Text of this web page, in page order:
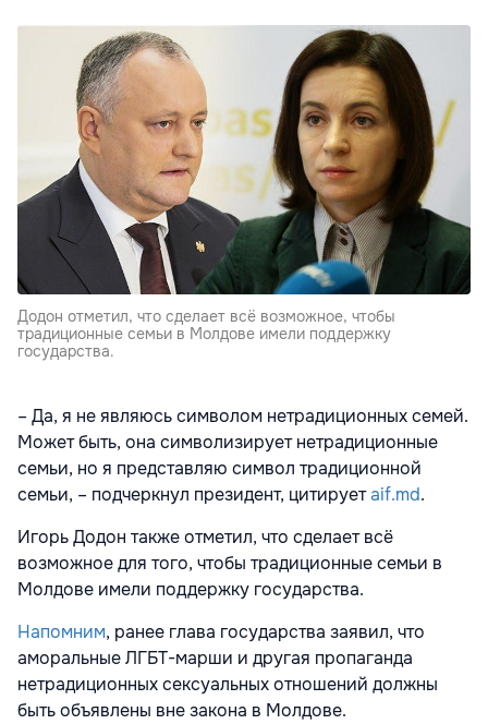
Додон отметил, что сделает всё возможное, чтобы
традиционные семьи в Молдове имели поддержку
государства.
– Да, я не являюсь символом нетрадиционных семей.
Может быть, она символизирует нетрадиционные
семьи, но я представляю символ традиционной
семьи, – подчеркнул президент, цитируетaif.md.
Игорь Додон также отметил, что сделает всё
возможное для того, чтобы традиционные семьи в
Молдове имели поддержку государства.
Напомним, ранее глава государства заявил, что
аморальные ЛГБТ-марши и другая пропаганда
нетрадиционных сексуальных отношений должны
быть объявлены вне закона в Молдове.